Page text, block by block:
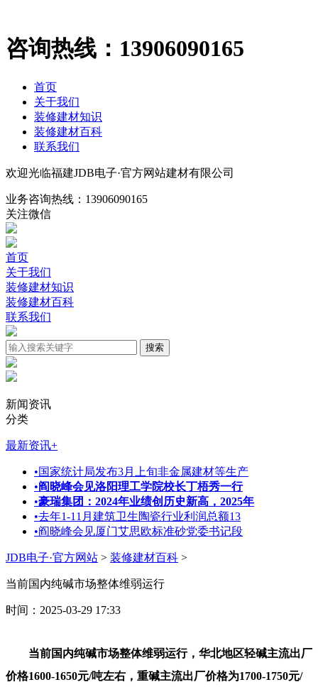
咨询热线： 13906090165
首页
关于我们
装修建材知识
装修建材百科
联系我们
欢迎光临福建JDB电子·官方网站建材有限公司
业务咨询热线： 13906090165
关注微信
首页
关于我们
装修建材知识
装修建材百科
联系我们
新闻资讯
分类
最新资讯+
•国家统计局发布3月上旬非金属建材等生产
•阎晓峰会见洛阳理工学院校长丁梧秀一行
•豪瑞集团：2024年业绩创历史新高，2025年
•去年1-11月建筑卫生陶瓷行业利润总额13
•阎晓峰会见厦门艾思欧标准砂党委书记段
JDB电子·官方网站 > 装修建材百科 >
当前国内纯碱市场整体维弱运行
时间：2025-03-29 17:33
当前国内纯碱市场整体维弱运行，华北地区轻碱主流出厂
价格1600-1650元/吨左右，重碱主流出厂价格为1700-1750元/